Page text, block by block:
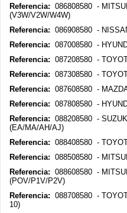
Referencia: 086808580 -
(V3W/V2W/W4W)
Referencia: 086908580 -
Referencia: 087008580 -
Referencia: 087208580 -
Referencia: 087308580 -
Referencia: 087608580 -
Referencia: 087808580 -
Referencia: 088208580 -
(EA/MA/AH/AJ)
Referencia: 088408580 -
Referencia: 088508580 -
Referencia: 088608580 -
(POV/P1V/P2V)
Referencia: 088708580 -
10)